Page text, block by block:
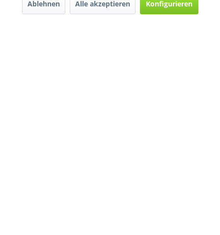
Ablehnen Alle akzeptieren Konfigurieren